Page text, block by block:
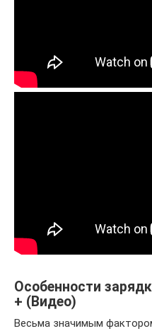
Особенности
+ (Видео)
Весьма значимым